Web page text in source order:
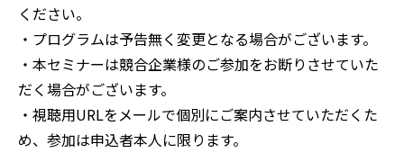
ください。
・プログラムは予告無く変更となる場合がございます。
・本セミナーは競合企業様のご参加をお断りさせていた
だく場合がございます。
・視聴用URLをメールで個別にご案内させていただくた
め、参加は申込者本人に限ります。